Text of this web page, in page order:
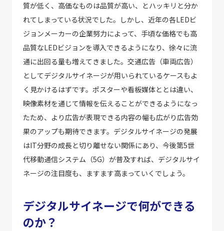
質が低く、高価なものは品質が高い、とハッキリと分か
れてしまっている状況でした。しかし、近年の各LEDビ
ジョンメーカーの企業努力によって、手頃な価格でも高
品質なLEDビジョンを導入できるようになり、徐々に流
通に出回る量も増えてきました。交通広告（車両広告）
としてデジタルサイネージが用いられているケースもよ
く見かけるはずです。ポスターや看板媒体ととは違い、
映像素材を通じて情報を伝えることができるようになっ
たため、より広告が表現できる内容の幅も広がり広告効
果のアップも期待できます。デジタルサイネージの発展
はIT分野の成長と切り離せない関係にあり、今後第5世
代移動通信システム（5G）が普及すれば、デジタルサイ
ネージの注目度も、ますます高まっていくでしょう。
デジタルサイネージで何ができる
のか？